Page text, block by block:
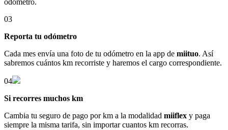
03
Reporta tu odómetro
Cada mes envía una foto de tu odómetro en la app de miituo. Así
sabremos cuántos km recorriste y haremos el cargo correspondiente.
04
Si recorres muchos km
Cambia tu seguro de pago por km a la modalidad miiflex y paga
siempre la misma tarifa, sin importar cuantos km recorras.